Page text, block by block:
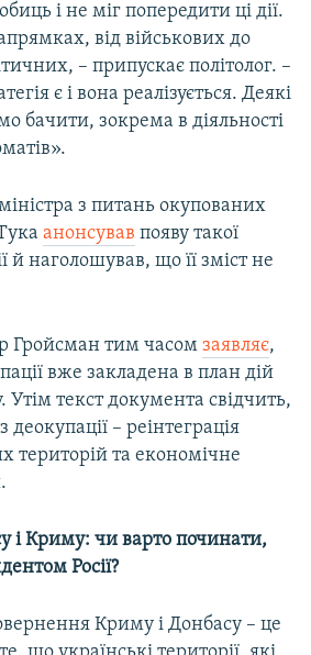
і не міг попередити ці дії.
від військових до
– припускає політолог. –
є і вона реалізується. Деякі
бачити, зокрема в діяльності
з питань окупованих
анонсував появу такої
й наголошував, що її зміст не
Гройсман тим часом заявляє,
вже закладена в план дій
Утім текст документа свідчить,
деокупації – реінтеграція
територій та економічне
і Криму: чи варто починати,
Росії?
Криму і Донбасу – це